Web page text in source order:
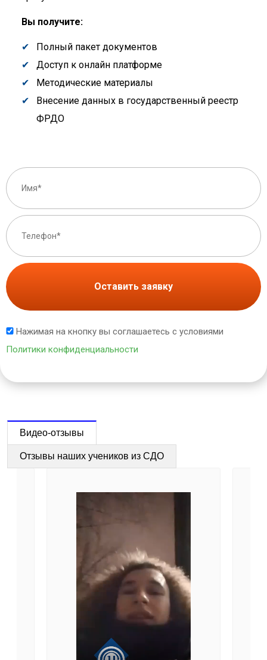
Вы получите:
Полный пакет документов
Доступ к онлайн платформе
Методические материалы
Внесение данных в государственный реестр
ФРДО
Оставить заявку
Нажимая на кнопку вы соглашаетесь с условиями
Политики конфиденциальности
Видео-отзывы
Отзывы наших учеников из СДО